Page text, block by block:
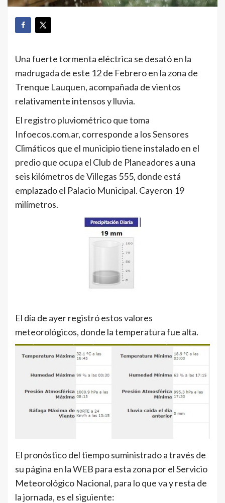
Una fuerte tormenta eléctrica se desató en la
madrugada de este 12 de Febrero en la zona de
Trenque Lauquen, acompañada de vientos
relativamente intensos y lluvia.
El registro pluviométrico que toma
Infoecos.com.ar, corresponde a los Sensores
Climáticos que el municipio tiene instalado en el
predio que ocupa el Club de Planeadores a una
seis kilómetros de Villegas 555, donde está
emplazado el Palacio Municipal. Cayeron 19
milímetros.
El día de ayer registró estos valores
meteorológicos, donde la temperatura fue alta.
El pronóstico del tiempo suministrado a través de
su página en la WEB para esta zona por el Servicio
Meteorológico Nacional, para lo que va y resta de
la jornada, es el siguiente: